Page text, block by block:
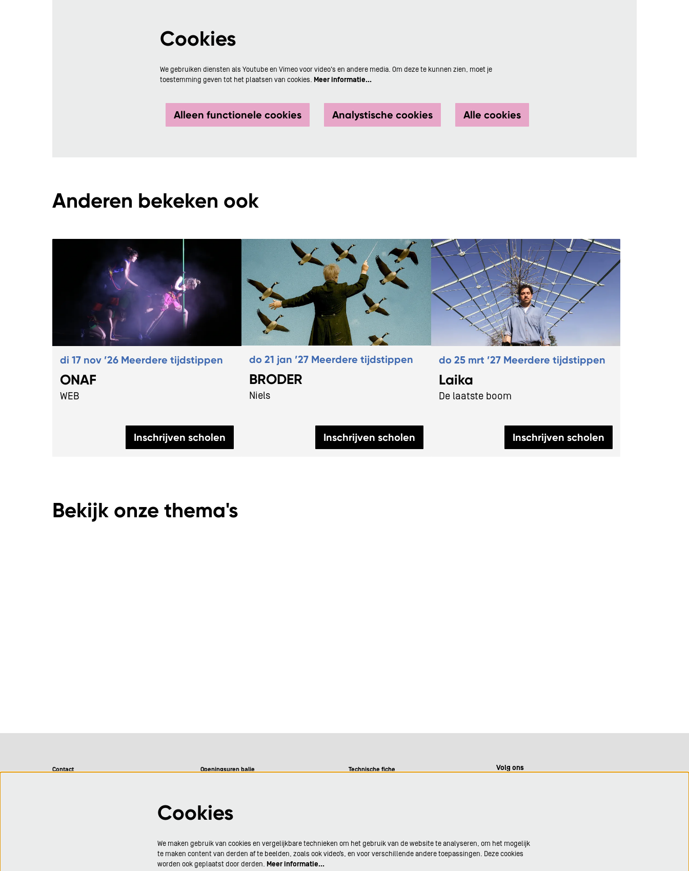
Cookies
We gebruiken diensten als Youtube en Vimeo voor video's en andere media. Om deze te kunnen zien, moet je
toestemming geven tot het plaatsen van cookies. Meer informatie…
Alleen functionele cookies Analystische cookies Alle cookies
Anderen bekeken ook
ONAF
WEB
di 17 nov ’26 Meerdere tijdstippen
Inschrijven scholen
BRODER
Niels
do 21 jan ’27 Meerdere tijdstippen
Inschrijven scholen
Laika
De laatste boom
do 25 mrt ’27 Meerdere tijdstippen
Inschrijven scholen
Bekijk onze thema's
Contact
Openingsuren balie
Woensdag 09-12u
Donderdag 09-12u en 13-16u
Eén uur voor aanvang van elke
voorstelling in De Adelberg.
Technische fiche
Cultuurbar
Volg ons
Cookies
We maken gebruik van cookies en vergelijkbare technieken om het gebruik van de website te analyseren, om het mogelijk
te maken content van derden af te beelden, zoals ook video’s, en voor verschillende andere toepassingen. Deze cookies
worden ook geplaatst door derden. Meer informatie…